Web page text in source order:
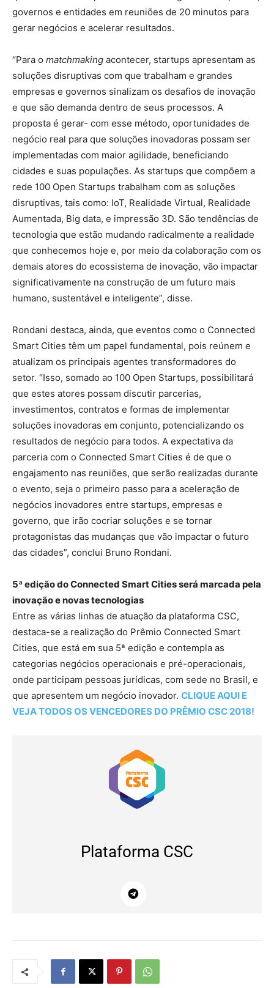
governos e entidades em reuniões de 20 minutos para
gerar negócios e acelerar resultados.
“Para o matchmaking acontecer, startups apresentam as
soluções disruptivas com que trabalham e grandes
empresas e governos sinalizam os desafios de inovação
e que são demanda dentro de seus processos. A
proposta é gerar- com esse método, oportunidades de
negócio real para que soluções inovadoras possam ser
implementadas com maior agilidade, beneficiando
cidades e suas populações. As startups que compõem a
rede 100 Open Startups trabalham com as soluções
disruptivas, tais como: IoT, Realidade Virtual, Realidade
Aumentada, Big data, e impressão 3D. São tendências de
tecnologia que estão mudando radicalmente a realidade
que conhecemos hoje e, por meio da colaboração com os
demais atores do ecossistema de inovação, vão impactar
significativamente na construção de um futuro mais
humano, sustentável e inteligente”, disse.
Rondani destaca, ainda, que eventos como o Connected
Smart Cities têm um papel fundamental, pois reúnem e
atualizam os principais agentes transformadores do
setor. “Isso, somado ao 100 Open Startups, possibilitará
que estes atores possam discutir parcerias,
investimentos, contratos e formas de implementar
soluções inovadoras em conjunto, potencializando os
resultados de negócio para todos. A expectativa da
parceria com o Connected Smart Cities é de que o
engajamento nas reuniões, que serão realizadas durante
o evento, seja o primeiro passo para a aceleração de
negócios inovadores entre startups, empresas e
governo, que irão cocriar soluções e se tornar
protagonistas das mudanças que vão impactar o futuro
das cidades”, conclui Bruno Rondani.
5ª edição do Connected Smart Cities será marcada pela
inovação e novas tecnologias
Entre as várias linhas de atuação da plataforma CSC,
destaca-se a realização do Prêmio Connected Smart
Cities, que está em sua 5ª edição e contempla as
categorias negócios operacionais e pré-operacionais,
onde participam pessoas jurídicas, com sede no Brasil, e
que apresentem um negócio inovador. CLIQUE AQUI E
VEJA TODOS OS VENCEDORES DO PRÊMIO CSC 2018!
Plataforma CSC